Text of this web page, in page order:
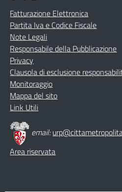
Fatturazione Elettronica
Partita Iva e Codice Fiscale
Note Legali
Responsabile della Pubblicazione
Privacy
Clausola di esclusione
Monitoraggio
Mappa del sito
Link Utili
email:
Area riservata